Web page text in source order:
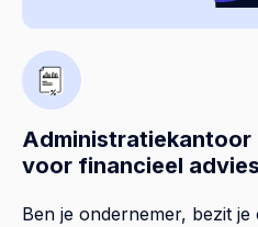
Administratiekantoor
voor financieel advies
Ben je ondernemer, bezit